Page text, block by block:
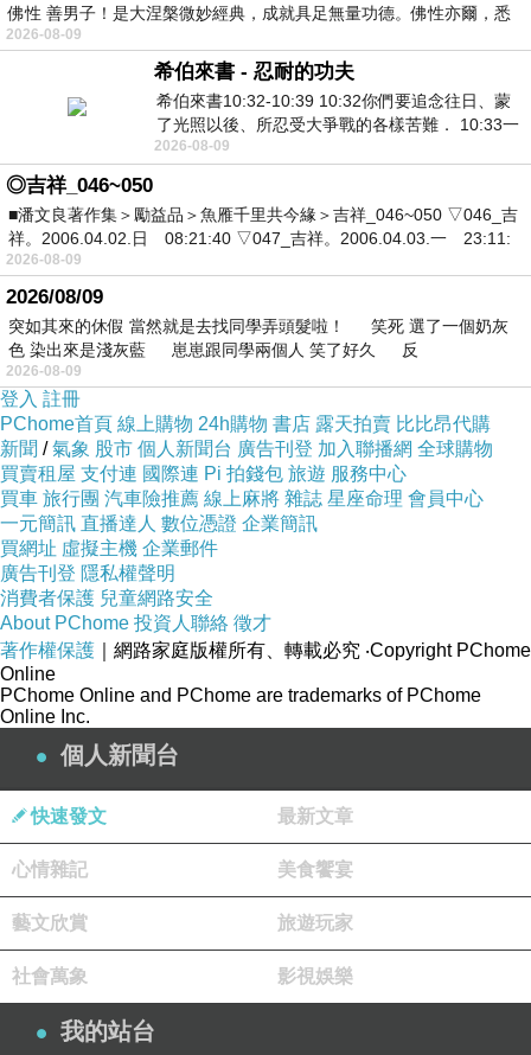
佛性 善男子！是大涅槃微妙經典，成就具足無量功德。佛性亦爾，悉
2026-08-09
希伯來書 - 忍耐的功夫
希伯來書10:32-10:39 10:32你們要追念往日、蒙
了光照以後、所忍受大爭戰的各樣苦難． 10:33一
面被毀謗、遭患難、成了戲景、叫眾人
2026-08-09
◎吉祥_046~050
■潘文良著作集＞勵益品＞魚雁千里共今緣＞吉祥_046~050 ▽046_吉
祥。2006.04.02.日 08:21:40 ▽047_吉祥。2006.04.03.一 23:11:
2026-08-09
2026/08/09
突如其來的休假 當然就是去找同學弄頭髮啦！ 笑死 選了一個奶灰
色 染出來是淺灰藍 崽崽跟同學兩個人 笑了好久 反
2026-08-09
登入 註冊
PChome首頁 線上購物 24h購物 書店 露天拍賣 比比昂代購
新聞 /氣象 股市 個人新聞台 廣告刊登 加入聯播網 全球購物
買賣租屋 支付連 國際連 Pi 拍錢包 旅遊 服務中心
買車 旅行團 汽車險推薦 線上麻將 雜誌 星座命理 會員中心
一元簡訊 直播達人 數位憑證 企業簡訊
買網址 虛擬主機 企業郵件
廣告刊登 隱私權聲明
消費者保護 兒童網路安全
About PChome 投資人聯絡 徵才
著作權保護 ｜網路家庭版權所有、轉載必究 ‧Copyright PChome
Online
PChome Online and PChome are trademarks of PChome
Online Inc.
個人新聞台
快速發文 最新文章
心情雜記 美食饗宴
藝文欣賞 旅遊玩家
社會萬象 影視娛樂
我的站台